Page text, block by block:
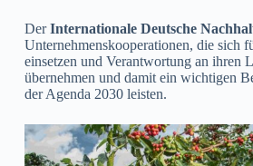
DerInternationale Deutsche
Unternehmenskooperationen, die sich
einsetzen und Verantwortung an ihren
übernehmen und damit ein wichtigen
der Agenda 2030 leisten.